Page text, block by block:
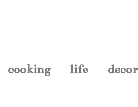
cooking life decor